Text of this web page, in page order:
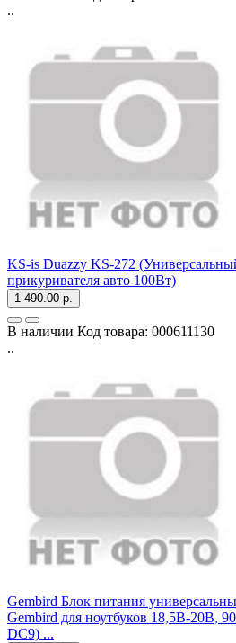
..
KS-is Duazzy KS-272
прикуривателя авто 100Вт)
1 490.00 р.
В наличии Код товара: 000611130
..
Gembird Блок питания
Gembird для ноутбуков 18,5В-20В,
DC9) ...